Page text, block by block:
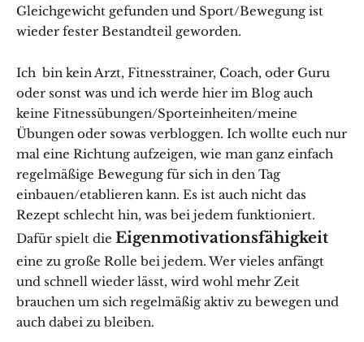
Gleichgewicht gefunden und Sport/Bewegung ist
wieder fester Bestandteil geworden.
Ich bin kein Arzt, Fitnesstrainer, Coach, oder Guru
oder sonst was und ich werde hier im Blog auch
keine Fitnessübungen/Sporteinheiten/meine
Übungen oder sowas verbloggen. Ich wollte euch nur
mal eine Richtung aufzeigen, wie man ganz einfach
regelmäßige Bewegung für sich in den Tag
einbauen/etablieren kann. Es ist auch nicht das
Rezept schlecht hin, was bei jedem funktioniert.
Dafür spielt die Eigenmotivationsfähigkeit
eine zu große Rolle bei jedem. Wer vieles anfängt
und schnell wieder lässt, wird wohl mehr Zeit
brauchen um sich regelmäßig aktiv zu bewegen und
auch dabei zu bleiben.